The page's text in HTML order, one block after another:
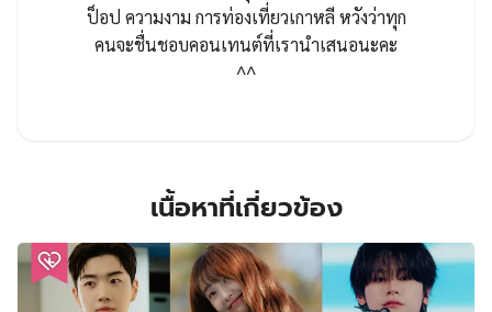
ป็อป ความงาม การท่องเที่ยวเกาหลี หวังว่าทุก
คนจะชื่นชอบคอนเทนต์ที่เรานำเสนอนะคะ
^^
เนื้อหาที่เกี่ยวข้อง